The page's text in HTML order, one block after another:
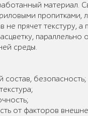
материал.
пропитками,
не прячет текстуру, а
параллельно
среды.
состав, безопасность;
от факторов